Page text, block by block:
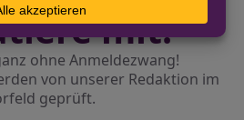
mit!
ohne Anmeldezwang!
von unserer Redaktion im
geprüft.